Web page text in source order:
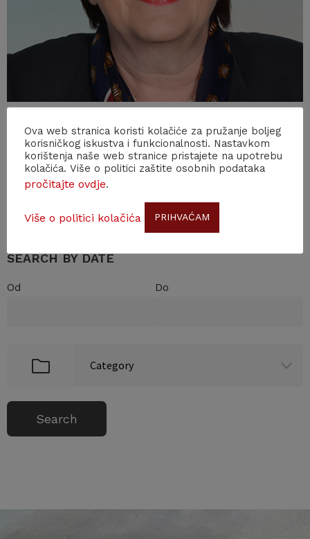
Back to news
Search
SEARCH BY DATE
Od Do
Ova web stranica koristi kolačiće za pružanje boljeg
korisničkog iskustva i funkcionalnosti. Nastavkom
korištenja naše web stranice pristajete na upotrebu
kolačića. Više o politici zaštite osobnih podataka
pročitajte ovdje.
Više o politici kolačića PRIHVAĆAM